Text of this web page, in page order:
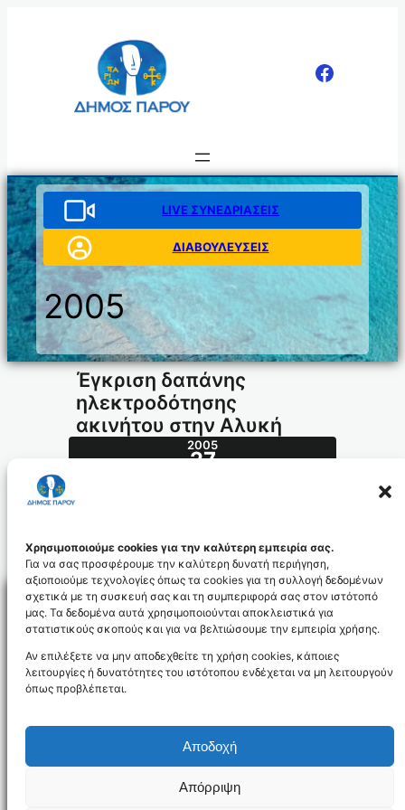
Χρησιμοποιούμε cookies για την καλύτερη εμπειρία σας.
Για να σας προσφέρουμε την καλύτερη δυνατή περιήγηση,
αξιοποιούμε τεχνολογίες όπως τα cookies για τη συλλογή δεδομένων
σχετικά με τη συσκευή σας και τη συμπεριφορά σας στον ιστότοπό
μας. Τα δεδομένα αυτά χρησιμοποιούνται αποκλειστικά για
στατιστικούς σκοπούς και για να βελτιώσουμε την εμπειρία χρήσης.
Αν επιλέξετε να μην αποδεχθείτε τη χρήση cookies, κάποιες
λειτουργίες ή δυνατότητες του ιστότοπου ενδέχεται να μη λειτουργούν
όπως προβλέπεται.
Αποδοχή
Απόρριψη
LIVE ΣΥΝΕΔΡΙΑΣΕΙΣ
ΔΙΑΒΟΥΛΕΥΣΕΙΣ
2005
Έγκριση δαπάνης
ηλεκτροδότησης
ακινήτου στην Αλυκή
2005
27
347.2005_id194
NEWSLETTER
Δήλωση Προσβασιμότητας